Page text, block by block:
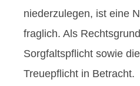
niederzulegen, ist eine
fraglich. Als
Sorgfaltspflicht sowie
Treuepflicht in Betracht.